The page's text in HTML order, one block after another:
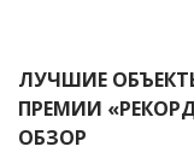
ЛУЧШИЕ
ПРЕМИИ
ОБЗОР